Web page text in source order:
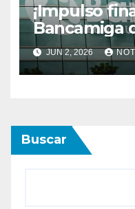
¡Impulso
Bancamiga
economía
repunte en
consumo y
JUN 2, 2026
Buscar